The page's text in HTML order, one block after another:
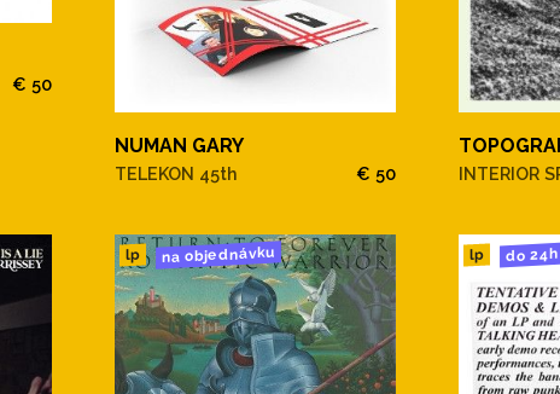
€ 50
NUMAN GARY
TELEKON 45th € 50 INTERIOR
lp na objednávku lp do 24h